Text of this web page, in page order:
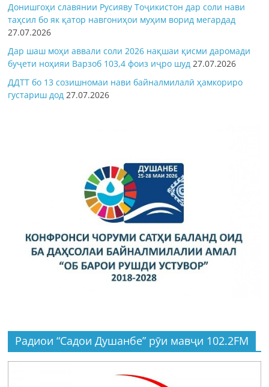
Донишгоҳи славянии Русияву Тоҷикистон дар соли нави
таҳсил бо як қатор навгониҳои муҳим ворид мегардад
27.07.2026
Дар шаш моҳи аввали соли 2026 нақшаи қисми даромади
буҷети ноҳияи Варзоб 103,4 фоиз иҷро шуд 27.07.2026
ДДТТ бо 13 созишномаи нави байналмилалӣ ҳамкориро
густариш дод 27.07.2026
Радиои “Садои Душанбе” рӯи мавҷи 102.2FM